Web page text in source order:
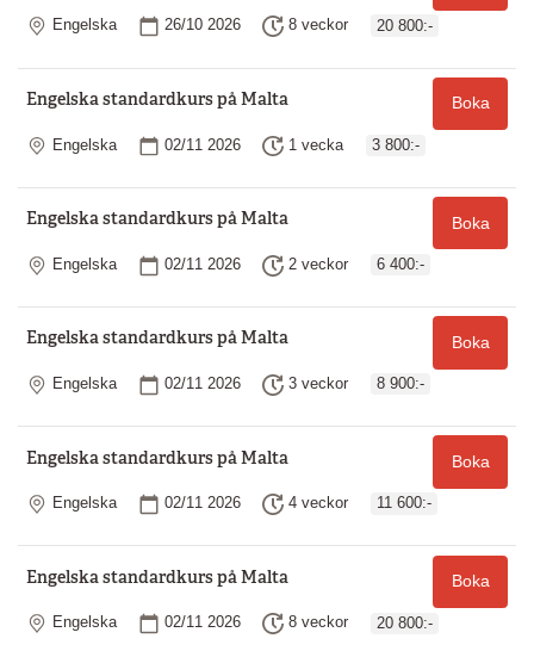
Plats
Engelska Startdatum
26/10 2026 Längd
8 veckor 20 800:-
Engelska standardkurs på Malta Boka
Plats
Engelska Startdatum
02/11 2026 Längd
1 vecka 3 800:-
Engelska standardkurs på Malta Boka
Plats
Engelska Startdatum
02/11 2026 Längd
2 veckor 6 400:-
Engelska standardkurs på Malta Boka
Plats
Engelska Startdatum
02/11 2026 Längd
3 veckor 8 900:-
Engelska standardkurs på Malta Boka
Plats
Engelska Startdatum
02/11 2026 Längd
4 veckor 11 600:-
Engelska standardkurs på Malta Boka
Plats
Engelska Startdatum
02/11 2026 Längd
8 veckor 20 800:-